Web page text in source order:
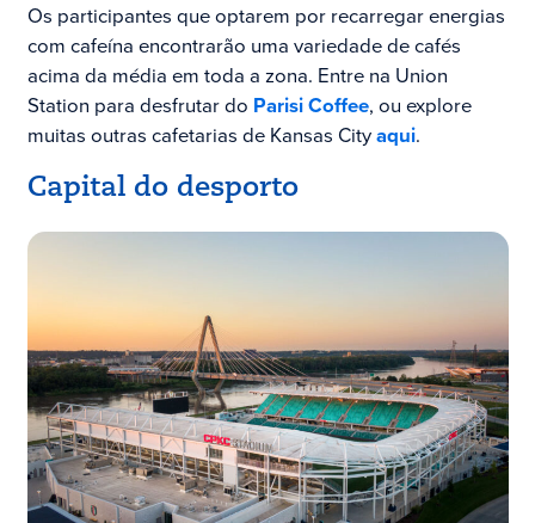
Os participantes que optarem por recarregar energias
com cafeína encontrarão uma variedade de cafés
acima da média em toda a zona. Entre na Union
Station para desfrutar do Parisi Coffee, ou explore
muitas outras cafetarias de Kansas Cityaqui.
Capital do desporto